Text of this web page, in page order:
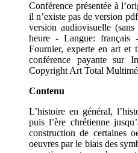
Conférence présentée à
il n’existe pas de version
version audiovisuelle
heure - Langue: français
Fournier, experte en art et
conférence payante sur
Copyright Art Total
Contenu
L’histoire en général,
puis l’ère chrétienne
construction de certaines
oeuvres par le biais des